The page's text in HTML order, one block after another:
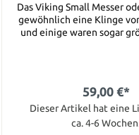
Das Viking Small Messer
gewöhnlich eine Klinge
und einige waren sogar
halten, oder in einer
Messer senkrecht halten
bei allen Gen 2/Legacy Arms
59,00 €*
Dieser Artikel hat eine
ca. 4-6